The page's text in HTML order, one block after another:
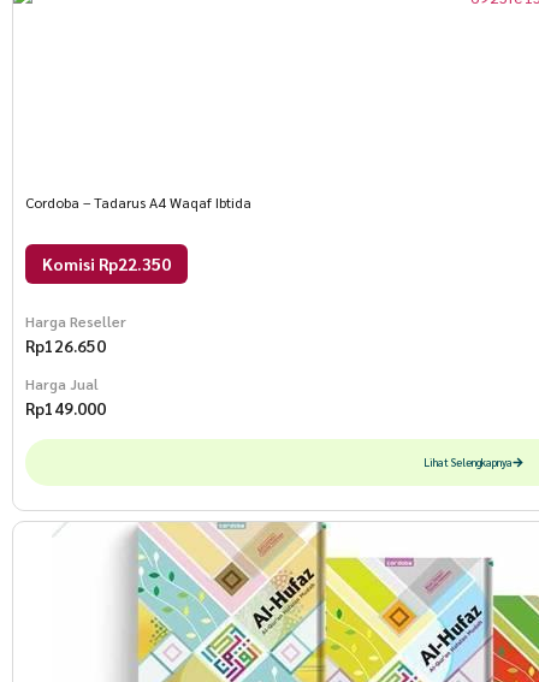
Cordoba – Tadarus A4 Waqaf Ibtida
Komisi Rp22.350
Harga Reseller
Rp126.650
Harga Jual
Rp149.000
Lihat Selengkapnya